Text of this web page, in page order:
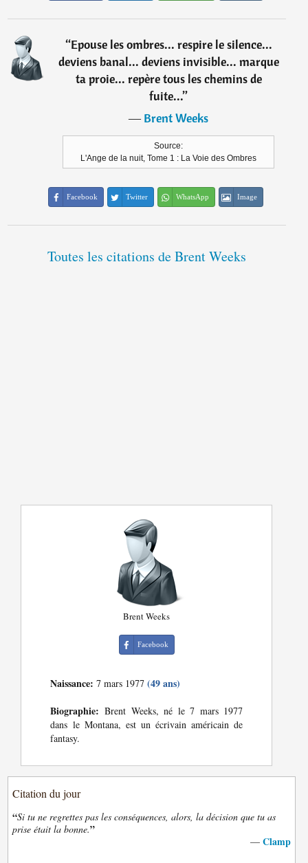
“Epouse les ombres... respire le silence...
deviens banal... deviens invisible... marque
ta proie... repère tous les chemins de
fuite...”
―Brent Weeks
Source:
L'Ange de la nuit, Tome 1 : La Voie des Ombres
Facebook Twitter WhatsApp Image
Toutes les citations de Brent Weeks
Brent Weeks
Facebook
Naissance: 7 mars 1977(49 ans)
Biographie: Brent Weeks, né le 7 mars 1977
dans le Montana, est un écrivain américain de
fantasy.
Citation du jour
“Si tu ne regrettes pas les conséquences, alors, la décision que tu as
prise était la bonne.”
— Clamp